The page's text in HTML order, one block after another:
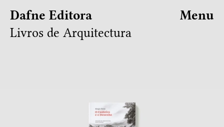
Dafne Editora
Livros de Arquitectura
Menu